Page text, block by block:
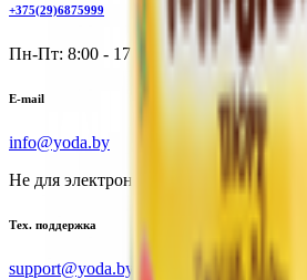
+375(29)6875999
Пн-Пт: 8:00 - 17:00
E-mail
info@yoda.by
Не для электронных обращений
Тех. поддержка
support@yoda.by